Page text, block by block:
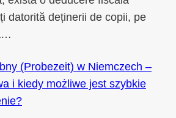
datorită deținerii de copii, pe